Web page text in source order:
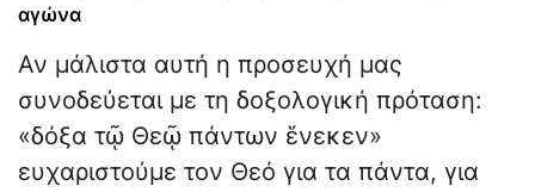
αγώνα
Αν μάλιστα αυτή η προσευχή μας
συνοδεύεται με τη δοξολογική πρόταση:
«δόξα τῷ Θεῷ πάντων ἕνεκεν»
ευχαριστούμε τον Θεό για τα πάντα, για